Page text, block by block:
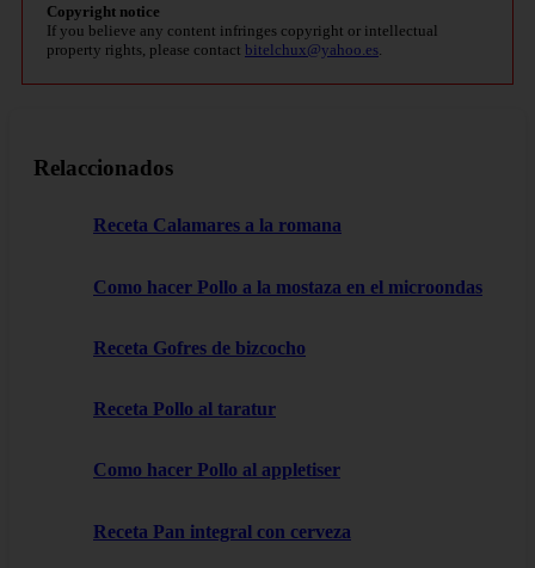
Copyright notice
If you believe any content infringes copyright or intellectual
property rights, please contact bitelchux@yahoo.es
Relaccionados
Receta Calamares a la romana
Como hacer Pollo a la mostaza en el microondas
Receta Gofres de bizcocho
Receta Pollo al taratur
Como hacer Pollo al appletiser
Receta Pan integral con cerveza